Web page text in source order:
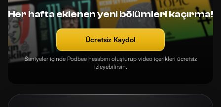
Her hafta eklenen yeni bölümleri kaçırma!
Ücretsiz Kaydol
Saniyeler içinde Podbee hesabını oluşturup video içerikleri ücretsiz
izleyebilirsin.